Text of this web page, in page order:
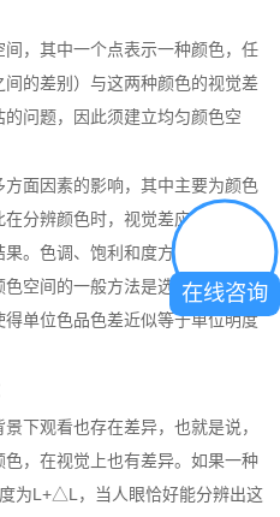
，其中一个点表示一种颜色，任
的差别）与这两种颜色的视觉差
问题，因此须建立均匀颜色空
面因素的影响，其中主要为颜色
分辨颜色时，视觉差应是明度、
。色调、饱利和度方面的差别都
空间的一般方法是选择一个均匀
单位色品色差近似等于单位明度
下观看也存在差异，也就是说，
，在视觉上也有差异。如果一种
为L+△L，当人眼恰好能分辨出这
在线咨询